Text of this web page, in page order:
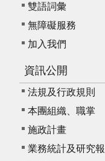
雙語詞彙
無障礙服務
加入我們
資訊公開
法規及行政規則
本團組織、職掌
施政計畫
業務統計及研究